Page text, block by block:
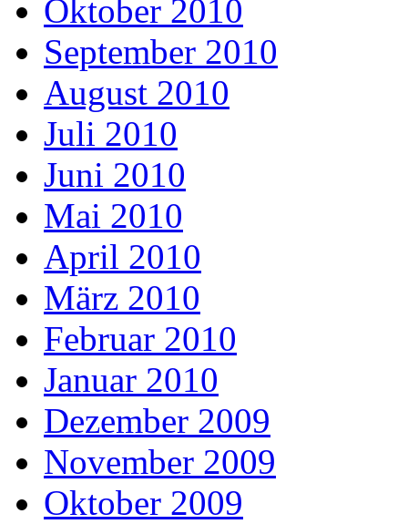
Oktober 2010
September 2010
August 2010
Juli 2010
Juni 2010
Mai 2010
April 2010
März 2010
Februar 2010
Januar 2010
Dezember 2009
November 2009
Oktober 2009